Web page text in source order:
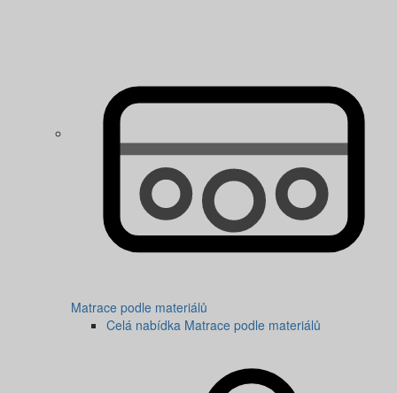
Matrace podle materiálů
Celá nabídka Matrace podle materiálů